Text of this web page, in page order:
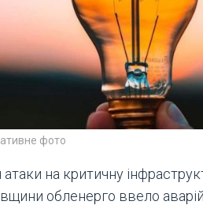
фото
атаки на критичну
обленерго ввело